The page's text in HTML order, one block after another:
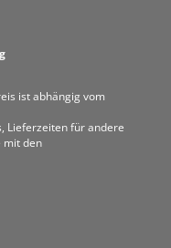
ist abhängig vom
Lieferzeiten für andere
mit den